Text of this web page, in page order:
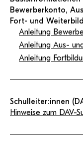
Bewerberkonto,
Fort- und
Anleitung
Anleitung Aus-
Anleitung
Schulleiter:innen
Hinweise zum DAV-